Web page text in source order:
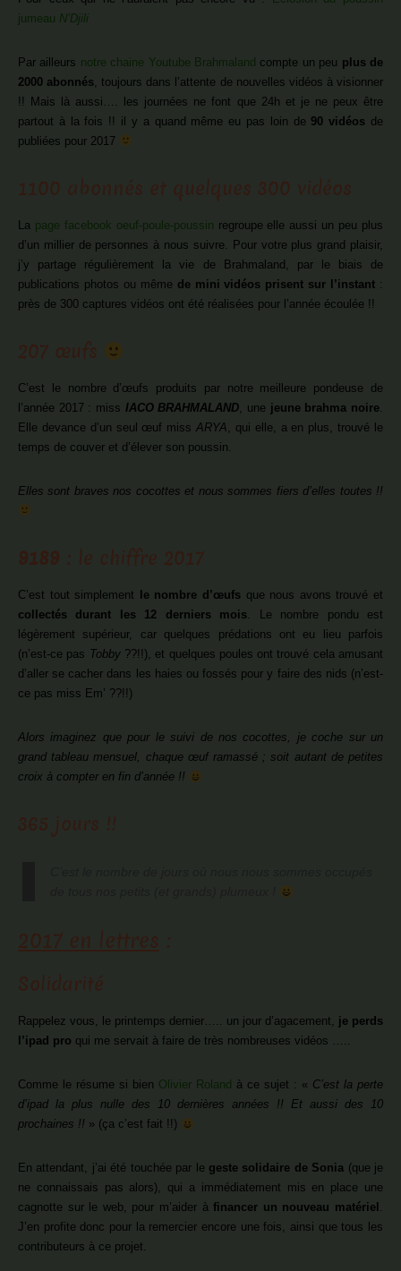
jumeau N’Djili
Par ailleurs notre chaine Youtube Brahmaland compte un peu plus de
2000 abonnés , toujours dans l’attente de nouvelles vidéos à visionner
!! Mais là aussi…. les journées ne font que 24h et je ne peux être
partout à la fois !! il y a quand même eu pas loin de 90 vidéos de
publiées pour 2017
La page facebook oeuf-poule-poussin regroupe elle aussi un peu plus
d’un millier de personnes à nous suivre. Pour votre plus grand plaisir,
j’y partage régulièrement la vie de Brahmaland, par le biais de
publications photos ou même de mini vidéos prisent sur l’instant :
près de 300 captures vidéos ont été réalisées pour l’année écoulée !!
C’est le nombre d’œufs produits par notre meilleure pondeuse de
l’année 2017 : miss IACO BRAHMALAND, une jeune brahma noire.
Elle devance d’un seul œuf missARYA, qui elle, a en plus, trouvé le
temps de couver et d’élever son poussin.
Elles sont braves nos cocottes et nous sommes fiers d’elles toutes !!
C’est tout simplement le nombre d’œufs que nous avons trouvé et
collectés durant les 12 derniers mois. Le nombre pondu est
légèrement supérieur, car quelques prédations ont eu lieu parfois
(n’est-ce pas Tobby??!!), et quelques poules ont trouvé cela amusant
d’aller se cacher dans les haies ou fossés pour y faire des nids (n’est-
ce pas miss Em’ ??!!)
Alors imaginez que pour le suivi de nos cocottes, je coche sur un
grand tableau mensuel, chaque œuf ramassé ; soit autant de petites
croix à compter en fin d’année !!
Rappelez vous, le printemps dernier….. un jour d’agacement, je perds
l’ipad pro qui me servait à faire de très nombreuses vidéos …..
Comme le résume si bien Olivier Roland à ce sujet : « C’est la perte
d’ipad la plus nulle des 10 dernières années !! Et aussi des 10
prochaines !! » (ça c’est fait !!)
En attendant, j’ai été touchée par le geste solidaire de Sonia (que je
ne connaissais pas alors), qui a immédiatement mis en place une
cagnotte sur le web, pour m’aider àfinancer un nouveau matériel .
J’en profite donc pour la remercier encore une fois, ainsi que tous les
contributeurs à ce projet.